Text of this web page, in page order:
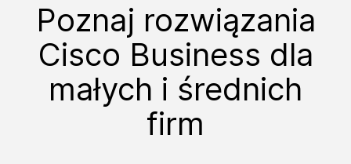
Poznaj rozwiązania
Cisco Business dla
małych i średnich
firm